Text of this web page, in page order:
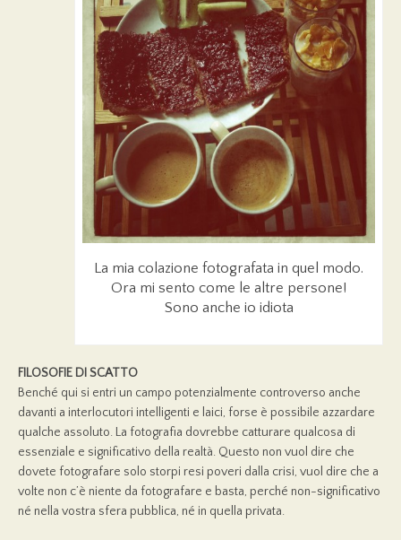
La mia colazione fotografata in quel modo.
Ora mi sento come le altre persone!
Sono anche io idiota
FILOSOFIE DI SCATTO
Benché qui si entri un campo potenzialmente controverso anche
davanti a interlocutori intelligenti e laici, forse è possibile azzardare
qualche assoluto. La fotografia dovrebbe catturare qualcosa di
essenziale e significativo della realtà. Questo non vuol dire che
dovete fotografare solo storpi resi poveri dalla crisi, vuol dire che a
volte non c’è niente da fotografare e basta, perché non-significativo
né nella vostra sfera pubblica, né in quella privata.